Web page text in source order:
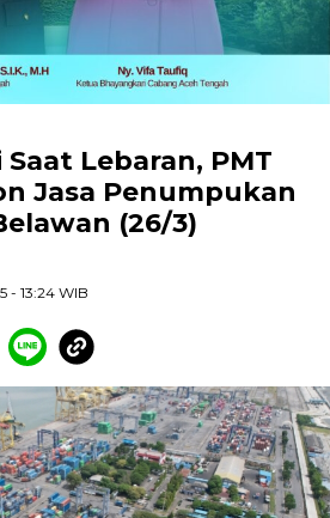
Lebaran, PMT
Jasa Penumpukan
(26/3)
- 13:24 WIB